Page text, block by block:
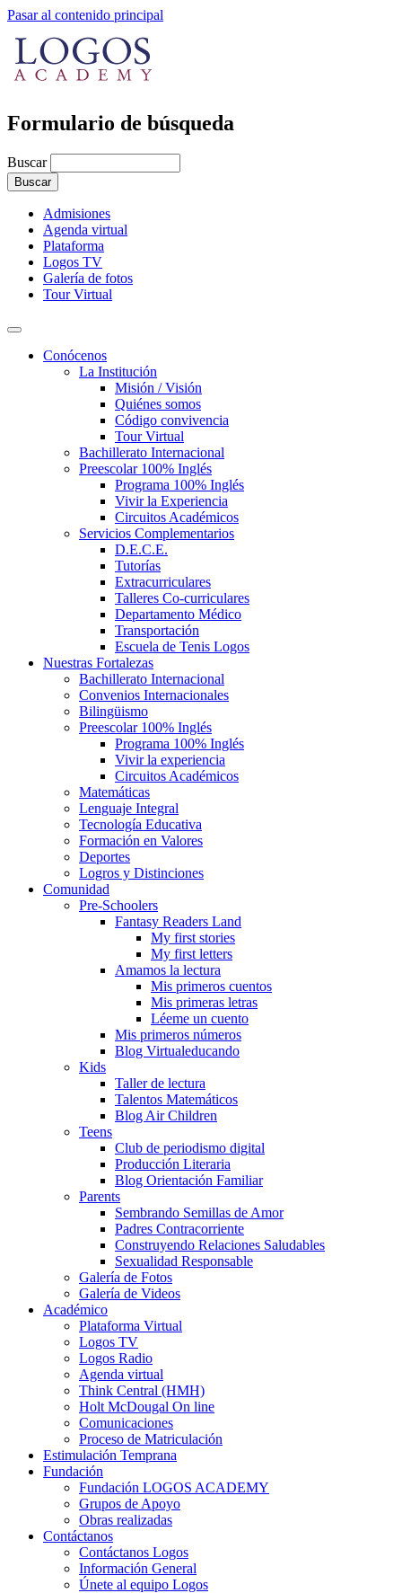
Pasar al contenido principal
Formulario de búsqueda
Buscar
Admisiones
Agenda virtual
Plataforma
Logos TV
Galería de fotos
Tour Virtual
Conócenos
La Institución
Misión / Visión
Quiénes somos
Código convivencia
Tour Virtual
Bachillerato Internacional
Preescolar 100% Inglés
Programa 100% Inglés
Vivir la Experiencia
Circuitos Académicos
Servicios Complementarios
D.E.C.E.
Tutorías
Extracurriculares
Talleres Co-curriculares
Departamento Médico
Transportación
Escuela de Tenis Logos
Nuestras Fortalezas
Bachillerato Internacional
Convenios Internacionales
Bilingüismo
Preescolar 100% Inglés
Programa 100% Inglés
Vivir la experiencia
Circuitos Académicos
Matemáticas
Lenguaje Integral
Tecnología Educativa
Formación en Valores
Deportes
Logros y Distinciones
Comunidad
Pre-Schoolers
Fantasy Readers Land
My first stories
My first letters
Amamos la lectura
Mis primeros cuentos
Mis primeras letras
Léeme un cuento
Mis primeros números
Blog Virtualeducando
Kids
Taller de lectura
Talentos Matemáticos
Blog Air Children
Teens
Club de periodismo digital
Producción Literaria
Blog Orientación Familiar
Parents
Sembrando Semillas de Amor
Padres Contracorriente
Construyendo Relaciones Saludables
Sexualidad Responsable
Galería de Fotos
Galería de Videos
Académico
Plataforma Virtual
Logos TV
Logos Radio
Agenda virtual
Think Central (HMH)
Holt McDougal On line
Comunicaciones
Proceso de Matriculación
Estimulación Temprana
Fundación
Fundación LOGOS ACADEMY
Grupos de Apoyo
Obras realizadas
Contáctanos
Contáctanos Logos
Información General
Únete al equipo Logos